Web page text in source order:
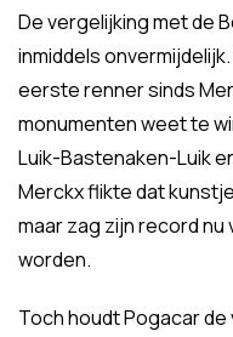
De vergelijking met de
inmiddels
eerste renner sinds
monumenten weet te
Luik-Bastenaken-Luik
Merckx flikte dat
maar zag zijn record
worden.
Toch houdt Pogacar